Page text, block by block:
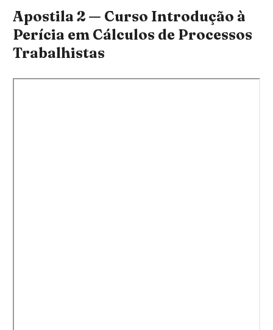
Apostila 2 — Curso Introdução à
Perícia em Cálculos de Processos
Trabalhistas